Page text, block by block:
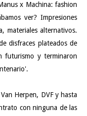
x Machina: fashion
ver? Impresiones
materiales alternativos.
disfraces plateados de
futurismo y terminaron
Herpen, DVF y hasta
con ninguna de las